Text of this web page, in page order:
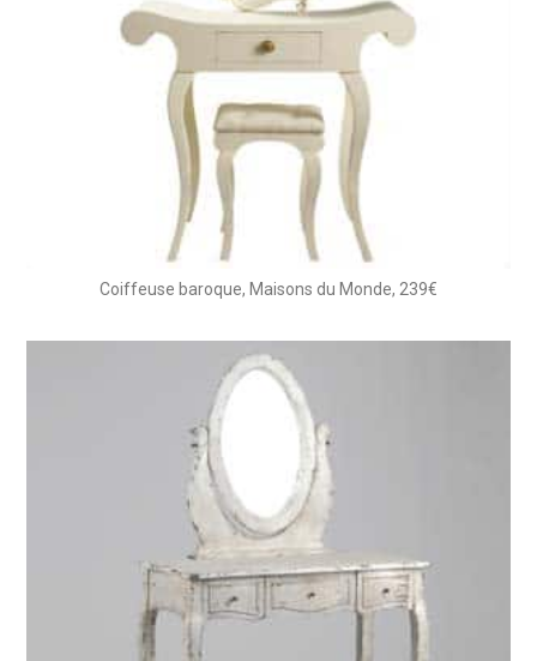
Coiffeuse baroque, Maisons du Monde, 239€